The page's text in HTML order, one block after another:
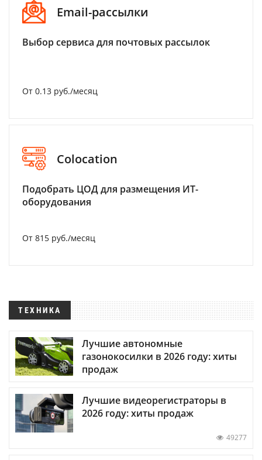
Email-рассылки
Выбор сервиса для почтовых рассылок
От 0.13 руб./месяц
Colocation
Подобрать ЦОД для размещения ИТ-
оборудования
От 815 руб./месяц
ТЕХНИКА
Лучшие автономные
газонокосилки в 2026 году: хиты
продаж
Лучшие видеорегистраторы в
2026 году: хиты продаж
49277